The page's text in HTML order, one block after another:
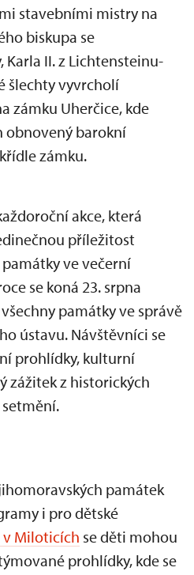
stavebními mistry na
biskupa se
II. z Lichtensteinu-
šlechty vyvrcholí
zámku Uherčice, kde
obnovený barokní
zámku.
akce, která
příležitost
ve večerní
se koná 23. srpna
památky ve správě
ústavu. Návštěvníci se
prohlídky, kulturní
zážitek z historických
památek
i pro dětské
v Miloticích se děti mohou
prohlídky, kde se